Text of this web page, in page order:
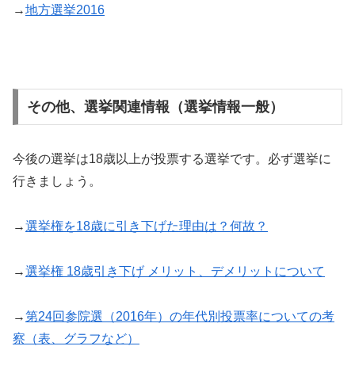
→地方選挙2016
その他、選挙関連情報（選挙情報一般）
今後の選挙は18歳以上が投票する選挙です。必ず選挙に
行きましょう。
→選挙権を18歳に引き下げた理由は？何故？
→選挙権 18歳引き下げ メリット、デメリットについて
→第24回参院選（2016年）の年代別投票率についての考
察（表、グラフなど）